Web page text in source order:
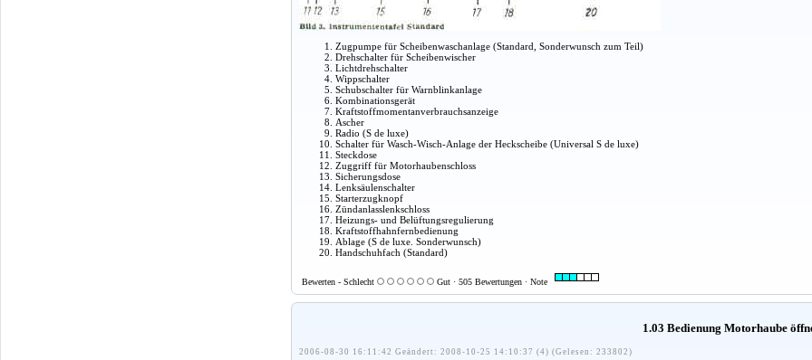
Zugpumpe für Scheibenwaschanlage (Standard, Sonderwunsch zum Teil)
Drehschalter für Scheibenwischer
Lichtdrehschalter
Wippschalter
Schubschalter für Warnblinkanlage
Kombinationsgerät
Kraftstoffmomentanverbrauchsanzeige
Ascher
Radio (S de luxe)
Schalter für Wasch-Wisch-Anlage der Heckscheibe (Universal S de luxe)
Steckdose
Zuggriff für Motorhaubenschloss
Sicherungsdose
Lenksäulenschalter
Starterzugknopf
Zündanlasslenkschloss
Heizungs- und Belüftungsregulierung
Kraftstoffhahnfernbedienung
Ablage (S de luxe. Sonderwunsch)
Handschuhfach (Standard)
Bewerten - Schlecht Gut · 505 Bewertungen · Note
1.03 Bedienung Motorhaube
2006-08-30 16:11:42 Geändert: 2008-10-25 14:10:37 (4) (Gelesen: 233802)